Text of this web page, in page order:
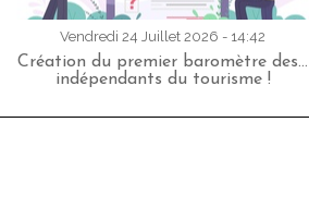
Vendredi 24 Juillet 2026 - 14:42
Création du premier baromètre des…
indépendants du tourisme !